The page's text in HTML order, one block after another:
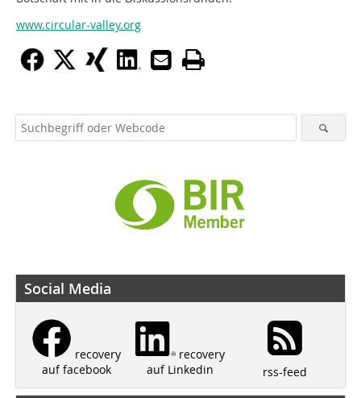
www.circular-valley.org
Social Media
recovery
auf facebook
recovery
auf Linkedin
rss-feed